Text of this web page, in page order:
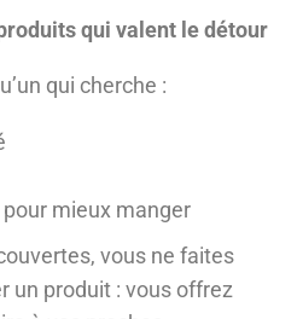
qui valent le détour
qui cherche :
mieux manger
vous ne faites
un produit : vous offrez